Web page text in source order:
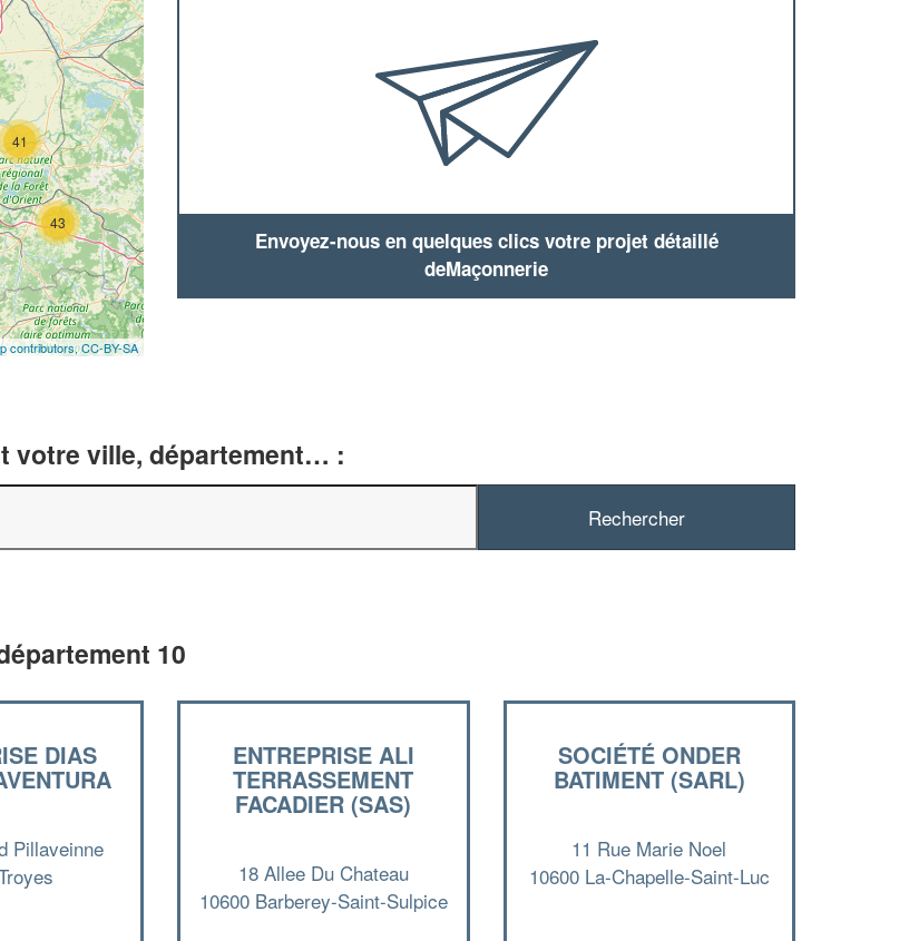
43
41
contributors,CC-BY-SA
Envoyez-nous en quelques clics votre projet détaillé
deMaçonnerie
votre ville, département… :
10
DIAS
Pillaveinne
ENTREPRISE ALI
TERRASSEMENT
FACADIER (SAS)
18 Allee Du Chateau
10600 Barberey-Saint-Sulpice
SOCIÉTÉ ONDER
BATIMENT (SARL)
11 Rue Marie Noel
10600 La-Chapelle-Saint-Luc